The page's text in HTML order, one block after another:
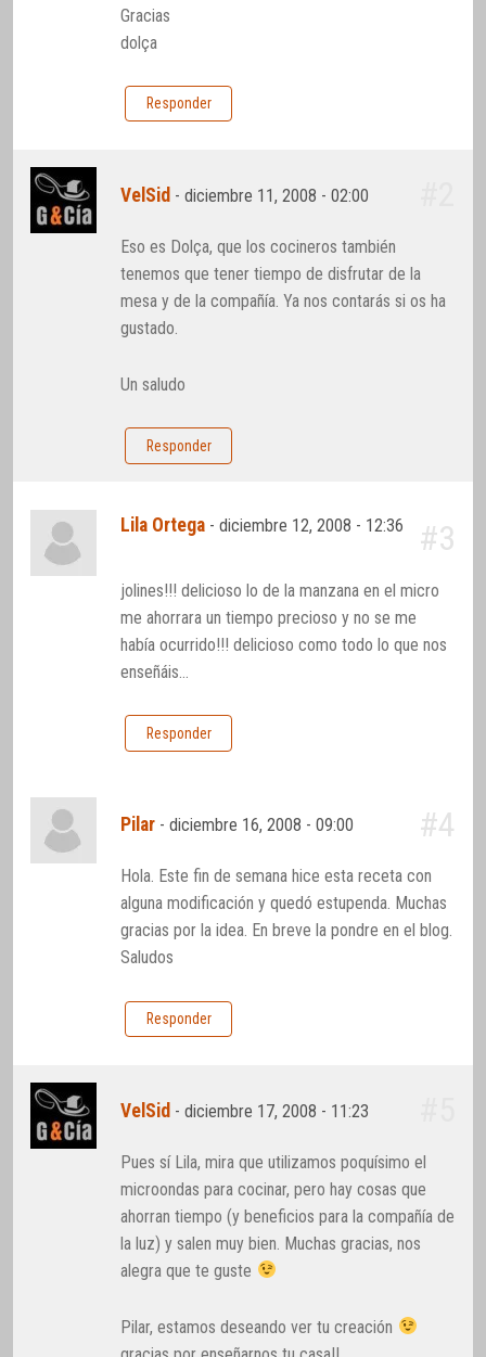
Gracias
dolça
Responder
VelSid -diciembre 11, 2008 - 02:00
Eso es Dolça, que los cocineros también
tenemos que tener tiempo de disfrutar de la
mesa y de la compañía. Ya nos contarás si os ha
gustado.
Un saludo
Responder
Lila Ortega -diciembre 12, 2008 - 12:36 #3
jolines!!! delicioso lo de la manzana en el micro
me ahorrara un tiempo precioso y no se me
había ocurrido!!! delicioso como todo lo que nos
enseñáis…
Responder
Pilar -diciembre 16, 2008 - 09:00 #4
Hola. Este fin de semana hice esta receta con
alguna modificación y quedó estupenda. Muchas
gracias por la idea. En breve la pondre en el blog.
Saludos
Responder
VelSid -diciembre 17, 2008 - 11:23
Pues sí Lila, mira que utilizamos poquísimo el
microondas para cocinar, pero hay cosas que
ahorran tiempo (y beneficios para la compañía de
la luz) y salen muy bien. Muchas gracias, nos
alegra que te guste
Pilar, estamos deseando ver tu creación